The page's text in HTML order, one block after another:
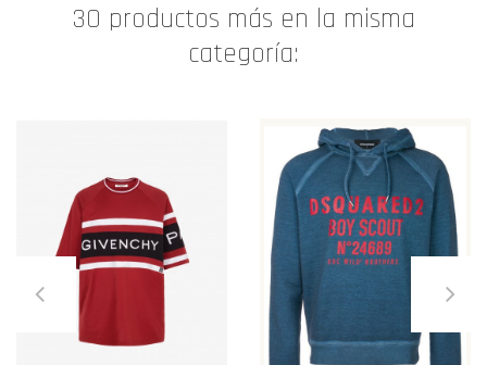
30 productos más en la misma
categoría: